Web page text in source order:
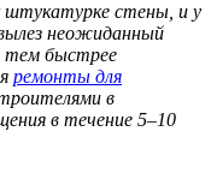
штукатурке стены, и у
неожиданный
тем быстрее
ремонты для
в
в течение 5–10